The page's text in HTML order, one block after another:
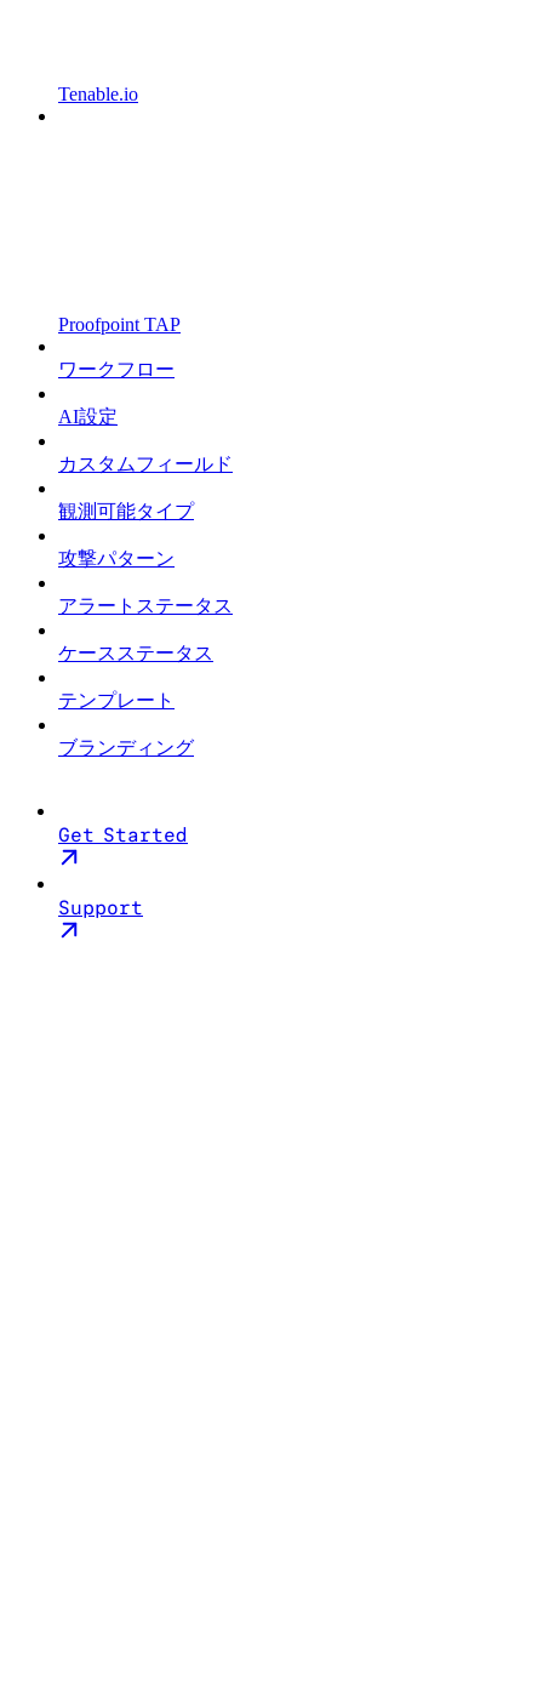
Tenable.io
Proofpoint TAP
ワークフロー
AI設定
カスタムフィールド
観測可能タイプ
攻撃パターン
アラートステータス
ケースステータス
テンプレート
ブランディング
Get Started
Support